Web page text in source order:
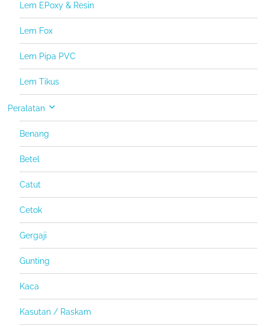
Lem EPoxy & Resin
Lem Fox
Lem Pipa PVC
Lem Tikus
Peralatan
Benang
Betel
Catut
Cetok
Gergaji
Gunting
Kaca
Kasutan / Raskam